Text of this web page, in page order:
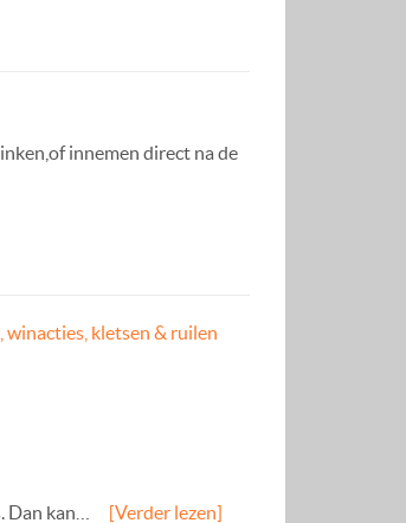
innemen direct na de
winacties, kletsen & ruilen
kan…
[Verder lezen]